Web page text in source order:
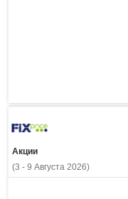
Акции
(3 - 9 Августа 2026)